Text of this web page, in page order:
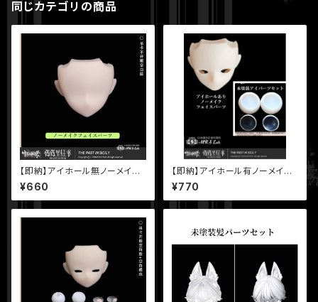
同じカテゴリの商品
【即納】アイホール無ノーメイク
フェイスパーツ 【シチリアの追
憶】シリーズ MJD ブラインドド
ール 【悸動瞬息】
¥660
【即納】アイホール有ノーメイク
フェイスパーツ 【シチリアの追
憶】シリーズ MJD ブラインドド
ール 【悸動瞬息】
¥770